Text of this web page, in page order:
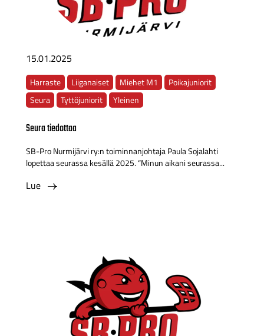
15.01.2025
Harraste Liiganaiset Miehet M1
Poikajuniorit
Seura
Tyttöjuniorit Yleinen
Seura tiedottaa
SB-Pro Nurmijärvi ry:n toiminnanjohtaja Paula Sojalahti
lopettaa seurassa kesällä 2025. “Minun aikani seurassa...
Lue